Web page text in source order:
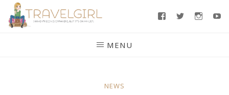
Skip
FacebookTwitter
MENU
NEWS